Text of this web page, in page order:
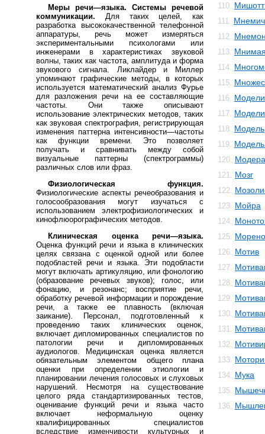
Меры речи—языка.
Системы речевой
коммуникации. Для таких целей, как
разработка высококачественной телефонной
аппаратуры, речь может измеряться
экспериментальными психологами или
инженерами в характеристиках звуковой
волны, таких как частота, амплитуда и форма
звукового сигнала. Ликлайдер и Миллер
упоминают графические методы, в которых
используется математический анализ Фурье
для разложения речи на ее составляющие
частоты. Они также описывают
использование электрических методов, таких
как звуковая спектрография, регистрирующая
изменения паттерна интенсивности—частоты
как функции времени. Это позволяет
получать и сравнивать между собой
визуальные паттерны (спектрограммы)
различных слов или фраз.
Физиологическая функция.
Физиологические аспекты речеобразования и
голосообразования могут изучаться с
использованием электрофизиологических и
кинофлюорографических методов.
Клиническая оценка речи—языка.
Оценка функций речи и языка в клинических
целях связана с оценкой одной или более
подобластей речи и языка. Эти подобласти
могут включать артикуляцию, или фонологию
(образование речевых звуков); голос, или
фонацию, и резонанс; восприятие речи,
обработку речевой информации и порождение
речи, а также ее плавность (включая
заикание). Персонал, подготовленный к
проведению таких клинических оценок,
включает дипломированных специалистов по
патологии речи и дипломированных
аудиологов. Медицинская оценка является
обязательным элементом общего плана
оценки при определении этиологии и
планировании лечения голосовых и слуховых
нарушений. Несмотря на существование
целого ряда стандартизированных тестов,
оценивание функций речи и языка часто
включает неформальную оценку
квалифицированных специалистов
вследствие изменчивости культурных и
110.
111.
112.
113.
114.
115.
116.
117.
118. Модель
119. Модель
120.
121. Мозг
122.
123. Мойра
124.
125.
126. Мотив
127.
128.
129.
130.
131.
132.
133.
134. Мука
135.
136.